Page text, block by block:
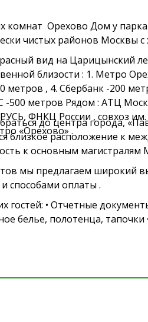
комнат Орехово Дом у
чистых районов Москвы
вид на Царицынский
близости : 1. Метро
метров , 4. Сбербанк -200
-500 метров Рядом : АТЦ
ФНКЦ России , совхоз
«Орехово» .
до центра города,
близкое расположение к
к основным магистралям
мы предлагаем широкий
способами оплаты .
• Отчетные
белье, полотенца, тапочки